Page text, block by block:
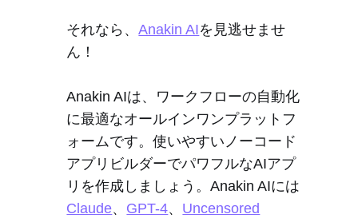
それなら、Anakin AIを見逃せませ
ん！
Anakin AIは、ワークフローの自動化
に最適なオールインワンプラットフ
ォームです。使いやすいノーコード
アプリビルダーでパワフルなAIアプ
リを作成しましょう。Anakin AIには
Claude、 GPT-4、 Uncensored